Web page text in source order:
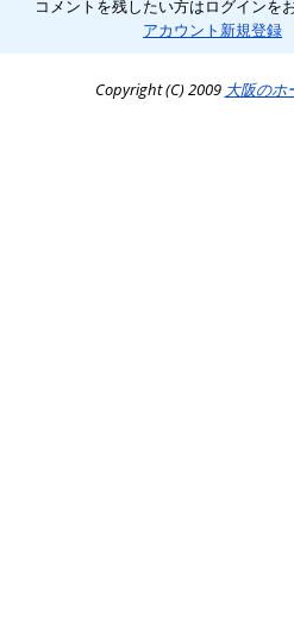
コメントを残したい方はログインを
アカウント新規登録
Copyright (C) 2009 大阪のホ